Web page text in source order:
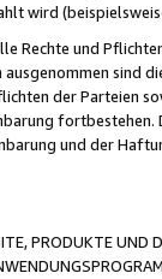
wird
Rechte und
sind
der Parteien
und der
PRODUKTE UND